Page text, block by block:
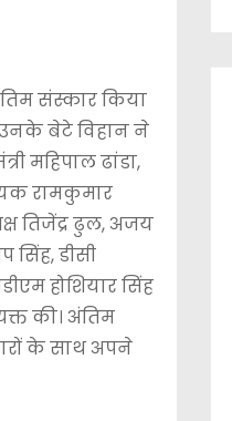
संस्कार किया
उनके बेटे विहान ने
महिपाल ढांडा,
रामकुमार
तिजेंद्र ढुल, अजय
सिंह, डीसी
होशियार सिंह
की। अंतिम
के साथ अपने